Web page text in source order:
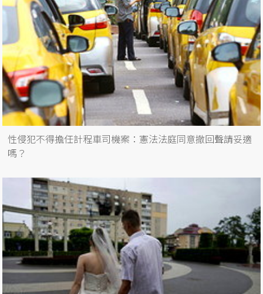
性侵犯不得擔任計程車司機案：憲法法庭同意撤回聲請妥適
嗎？